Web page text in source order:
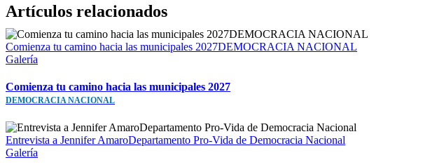
Artículos relacionados
Comienza tu camino hacia las municipales 2027DEMOCRACIA NACIONAL
Galería
Comienza tu camino hacia las municipales 2027
DEMOCRACIA NACIONAL
Entrevista a Jennifer AmaroDepartamento Pro-Vida de Democracia Nacional
Galería